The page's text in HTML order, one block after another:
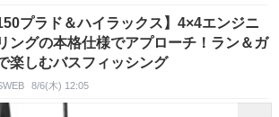
150プラド＆ハイラックス】4×4エンジニ
ングの本格仕様でアプローチ！ラン＆ガ
楽しむバスフィッシング
8/6(木) 12:05